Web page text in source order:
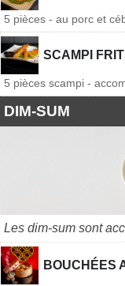
5 pièces - au porc et
SCAMPI
5 pièces scampi -
DIM-SUM
Les dim-sum sont
BOUCHÉES